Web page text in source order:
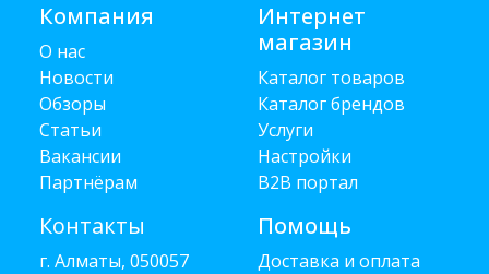
Компания
О нас
Новости
Обзоры
Статьи
Вакансии
Партнёрам
Контакты
г. Алматы, 050057
Интернет
магазин
Каталог товаров
Каталог брендов
Услуги
Настройки
B2B портал
Помощь
Доставка и оплата